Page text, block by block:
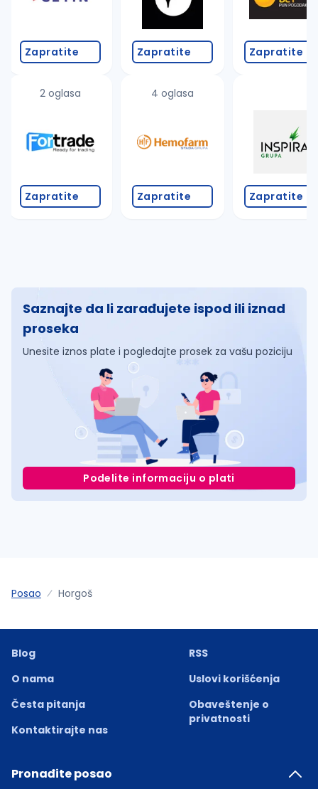
proverite pravopisne greške (koristite č, ć, š, đ,
povećajte radijus za odabrani grad
promenite odabrane filtere pretrage
Zapratite
2 oglasa
Zapratite
Zapratite
4 oglasa
Zapratite
Zapratite
Zapratite
Saznajte da li zarađujete ispod ili iznad
proseka
Unesite iznos plate i pogledajte prosek za vašu poziciju
Podelite informaciju o plati
Posao Horgoš
Blog
O nama
Česta pitanja
Kontaktirajte nas
RSS
Uslovi korišćenja
Obaveštenje o
privatnosti
Pronađite posao